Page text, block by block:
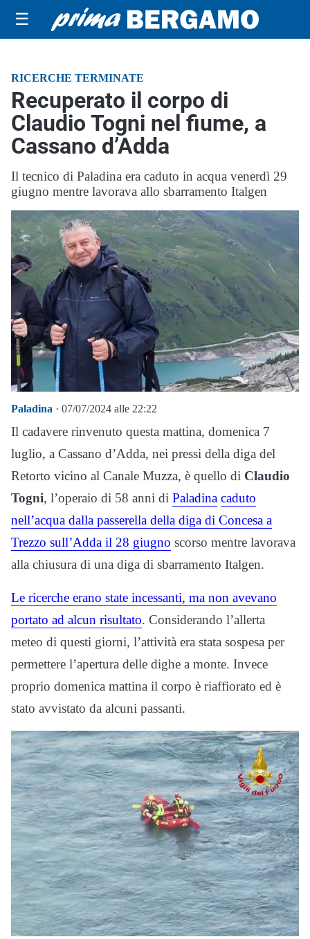
☰
RICERCHE TERMINATE
Recuperato il corpo di
Claudio Togni nel fiume, a
Cassano d’Adda
Il tecnico di Paladina era caduto in acqua venerdì 29
giugno mentre lavorava allo sbarramento Italgen
Paladina · 07/07/2024 alle 22:22
Il cadavere rinvenuto questa mattina, domenica 7
luglio, a Cassano d’Adda, nei pressi della diga del
Retorto vicino al Canale Muzza, è quello di Claudio
Togni, l’operaio di 58 anni di Paladina caduto
nell’acqua dalla passerella della diga di Concesa a
Trezzo sull’Adda il 28 giugno scorso mentre lavorava
alla chiusura di una diga di sbarramento Italgen.
Le ricerche erano state incessanti, ma non avevano
portato ad alcun risultato. Considerando l’allerta
meteo di questi giorni, l’attività era stata sospesa per
permettere l’apertura delle dighe a monte. Invece
proprio domenica mattina il corpo è riaffiorato ed è
stato avvistato da alcuni passanti.